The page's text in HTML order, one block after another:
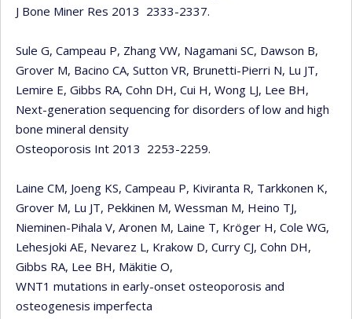
J Bone Miner Res 2013 2333-2337.
Sule G, Campeau P, Zhang VW, Nagamani SC, Dawson B,
Grover M, Bacino CA, Sutton VR, Brunetti-Pierri N, Lu JT,
Lemire E, Gibbs RA, Cohn DH, Cui H, Wong LJ, Lee BH,
Next-generation sequencing for disorders of low and high
bone mineral density
Osteoporosis Int 2013 2253-2259.
Laine CM, Joeng KS, Campeau P, Kiviranta R, Tarkkonen K,
Grover M, Lu JT, Pekkinen M, Wessman M, Heino TJ,
Nieminen-Pihala V, Aronen M, Laine T, Kröger H, Cole WG,
Lehesjoki AE, Nevarez L, Krakow D, Curry CJ, Cohn DH,
Gibbs RA, Lee BH, Mäkitie O,
WNT1 mutations in early-onset osteoporosis and
osteogenesis imperfecta